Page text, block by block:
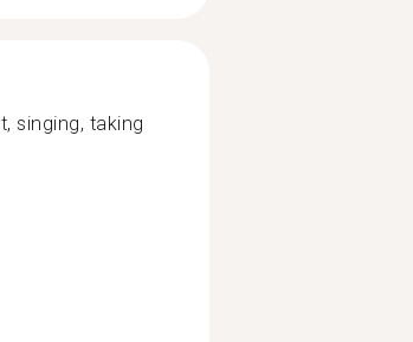
singing, taking